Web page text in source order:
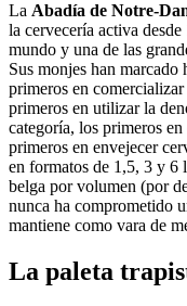
La Abadía de Notre-
la cervecería activa desde
mundo y una de las
Sus monjes han
primeros en
primeros en utilizar la
categoría, los primeros
primeros en envejecer
en formatos de 1,5, 3 y 6
belga por volumen (por
nunca ha comprometido
mantiene como vara de
La paleta